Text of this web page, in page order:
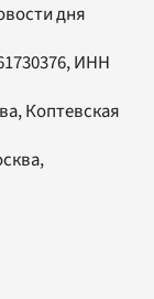
дня
ИНН
Коптевская
,